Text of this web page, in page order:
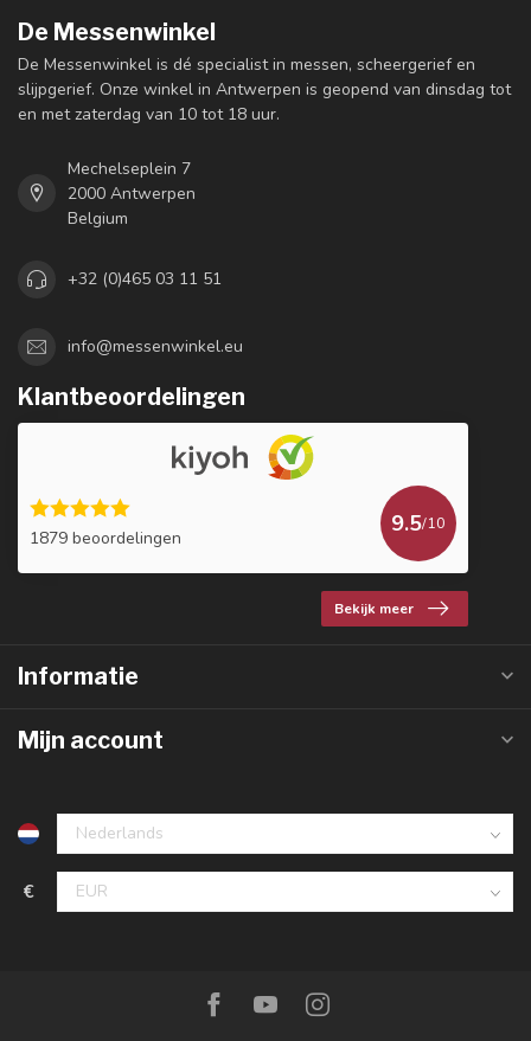
De Messenwinkel
De Messenwinkel is dé specialist in messen, scheergerief en
slijpgerief. Onze winkel in Antwerpen is geopend van dinsdag tot
en met zaterdag van 10 tot 18 uur.
Mechelseplein 7
2000 Antwerpen
Belgium
+32 (0)465 03 11 51
info@messenwinkel.eu
Klantbeoordelingen
1879 beoordelingen
9.5/10
Bekijk meer
Informatie
Mijn account
€